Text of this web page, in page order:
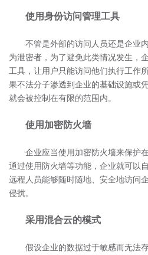
使用身份访问管理工具
不管是外部的访问人员还是企业
为泄密者，为了避免此类情况发生，
工具，让用户只能访问他们执行工作
果不法分子渗透到企业的基础设施或
就会被控制在有限的范围内。
使用加密防火墙
企业应当使用加密防火墙来保护
通过使用防火墙等功能，企业就可以
远程人员能够随时随地、安全地访问
侵扰。
采用混合云的模式
假设企业的数据过于敏感而无法